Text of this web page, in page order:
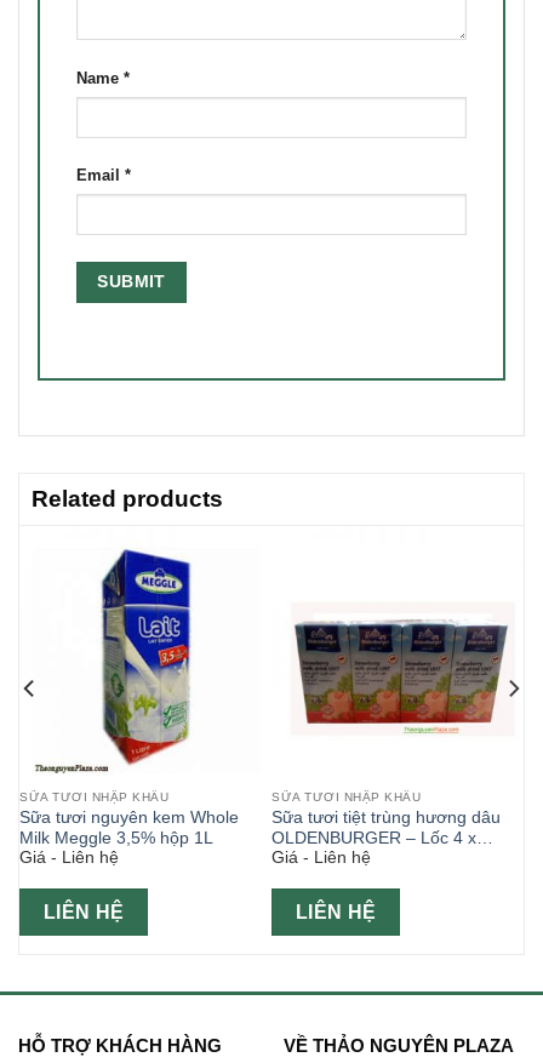
Name *
Email *
Related products
SỮA TƯƠI NHẬP KHẨU
Sữa tươi nguyên kem Whole
Milk Meggle 3,5% hộp 1L
Giá - Liên hệ
LIÊN HỆ
SỮA TƯƠI NHẬP KHẨU
Sữa tươi tiệt trùng hương dâu
OLDENBURGER – Lốc 4 x
200ml ( Sữa tươi ngoại )
Giá - Liên hệ
LIÊN HỆ
HỖ TRỢ KHÁCH HÀNG VỀ THẢO NGUYÊN PLAZA